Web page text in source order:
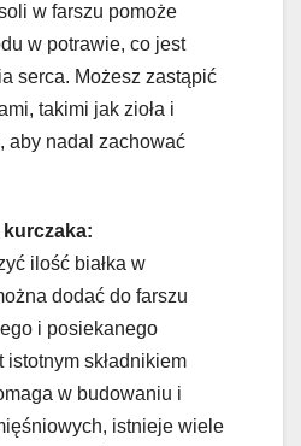
w farszu pomoże
w potrawie, co jest
serca. Możesz zastąpić
takimi jak zioła i
aby nadal zachować
kurczaka:
ilość białka w
dodać do farszu
i posiekanego
istotnym składnikiem
w budowaniu i
istnieje wiele